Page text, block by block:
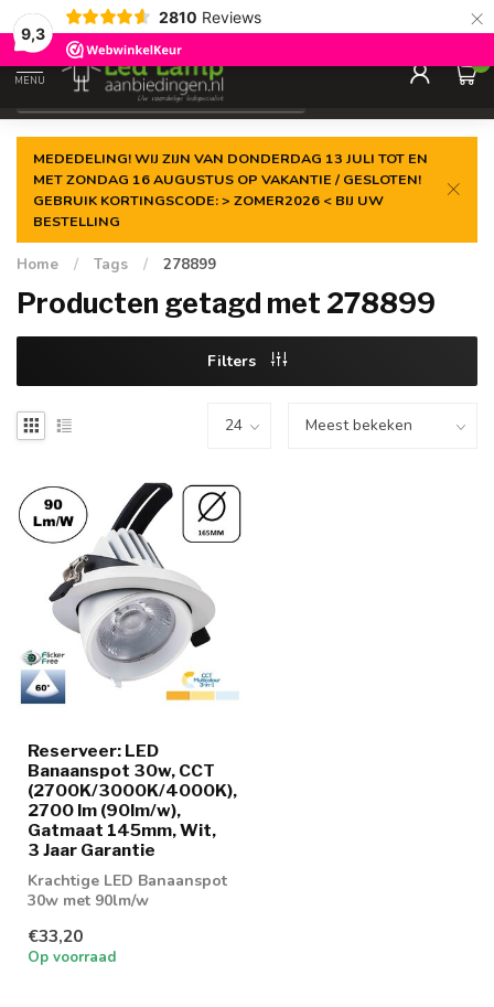
9,3
2810 Reviews ×
Gegarandeerde delaagste prijs
MENU
0
MEDEDELING! WIJ ZIJN VAN DONDERDAG 13 JULI TOT EN
MET ZONDAG 16 AUGUSTUS OP VAKANTIE / GESLOTEN!
GEBRUIK KORTINGSCODE: > ZOMER2026 < BIJ UW
BESTELLING
Home / Tags / 278899
Producten getagd met 278899
Filters
Reserveer: LED
Banaanspot 30w, CCT
(2700K/3000K/4000K),
2700 lm (90lm/w),
Gatmaat 145mm, Wit,
3 Jaar Garantie
Krachtige LED Banaanspot
30w met 90lm/w
€33,20
Op voorraad